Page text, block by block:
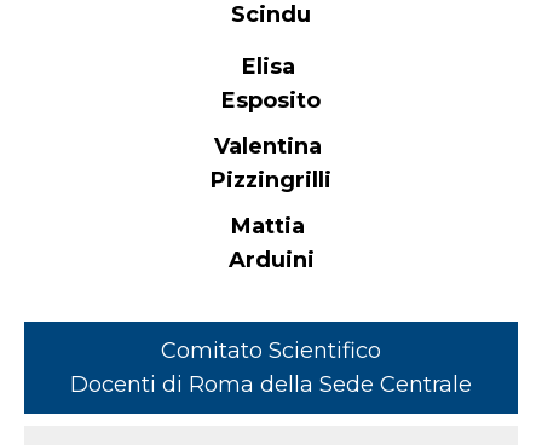
Scindu
Elisa
Esposito
Valentina
Pizzingrilli
Mattia
Arduini
Comitato Scientifico
Docenti di Roma della Sede Centrale